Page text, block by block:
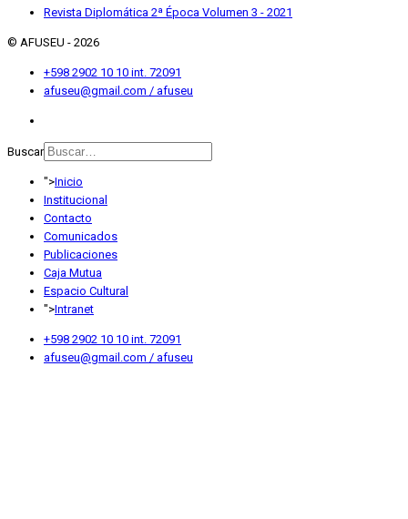
Revista Diplomática 2ª Época Volumen 3 - 2021
© AFUSEU - 2026
+598 2902 10 10 int. 72091
afuseu@gmail.com / afuseu
Buscar
">Inicio
Institucional
Contacto
Comunicados
Publicaciones
Caja Mutua
Espacio Cultural
">Intranet
+598 2902 10 10 int. 72091
afuseu@gmail.com / afuseu